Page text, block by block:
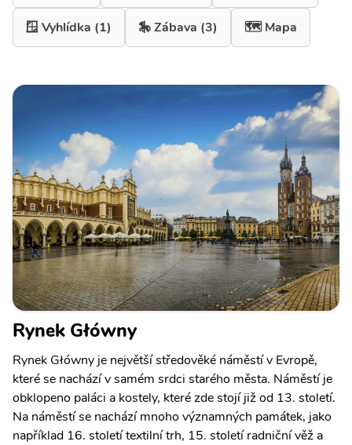
🪟 Vyhlídka (1) 🎠 Zábava (3) 🗺️ Mapa
Rynek Główny
Rynek Główny je největší středověké náměstí v Evropě,
které se nachází v samém srdci starého města. Náměstí je
obklopeno paláci a kostely, které zde stojí již od 13. století.
Na náměstí se nachází mnoho významných památek, jako
například 16. století textilní trh, 15. století radniční věž a